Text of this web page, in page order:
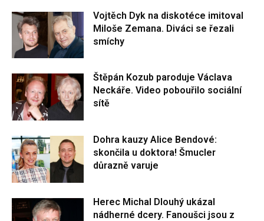
Vojtěch Dyk na diskotéce imitoval
Miloše Zemana. Diváci se řezali
smíchy
Štěpán Kozub paroduje Václava
Neckáře. Video pobouřilo sociální
sítě
Dohra kauzy Alice Bendové:
skončila u doktora! Šmucler
důrazně varuje
Herec Michal Dlouhý ukázal
nádherné dcery. Fanoušci jsou z